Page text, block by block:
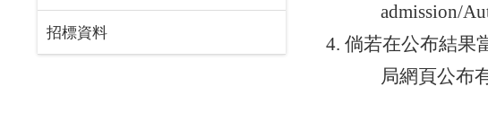
admission/
4.倘若在公布結果
局網頁公布
招標資料